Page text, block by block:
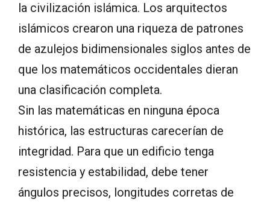
la civilización islámica. Los arquitectos
islámicos crearon una riqueza de patrones
de azulejos bidimensionales siglos antes de
que los matemáticos occidentales dieran
una clasificación completa.
Sin las matemáticas en ninguna época
histórica, las estructuras carecerían de
integridad. Para que un edificio tenga
resistencia y estabilidad, debe tener
ángulos precisos, longitudes corretas de